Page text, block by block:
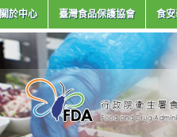
關於中心 臺灣食品保護協會 食